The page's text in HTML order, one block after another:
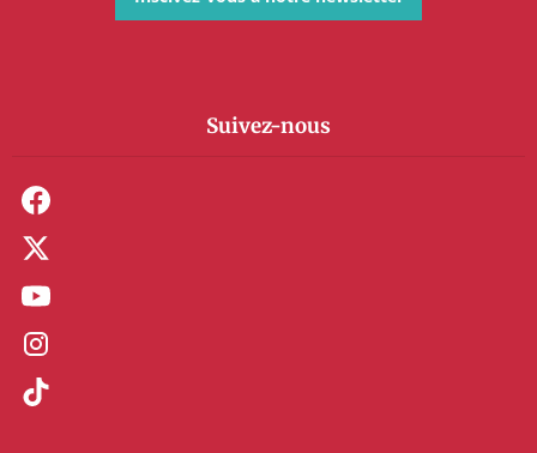
Suivez-nous